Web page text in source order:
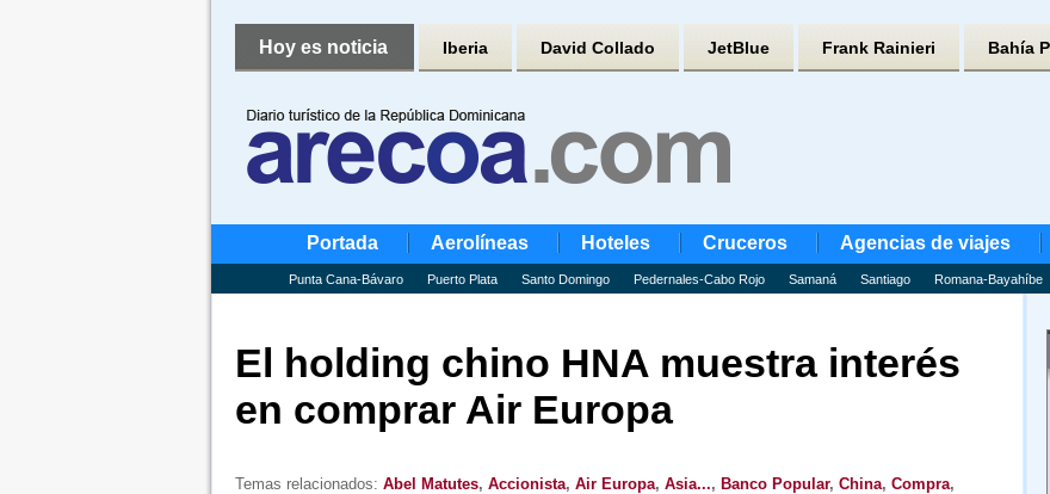
Hoy es noticia Iberia David Collado JetBlue Frank Rainieri Bahía
Portada Aerolíneas Hoteles Cruceros Agencias de viajes
Punta Cana-Bávaro Puerto Plata Santo Domingo Pedernales-Cabo Rojo Samaná Santiago Romana-Bayahíbe
El holding chino HNA muestra interés
en comprar Air Europa
Temas relacionados: Abel Matutes, Accionista, Air Europa, Asia..., Banco Popular, China, Compra,